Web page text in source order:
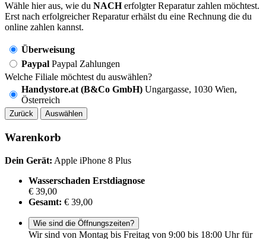
Wähle hier aus, wie du NACHerfolgter Reparatur zahlen möchtest.
Erst nach erfolgreicher Reparatur erhälst du eine Rechnung die du
online zahlen kannst.
Überweisung
Paypal Paypal Zahlungen
Welche Filiale möchtest du auswählen?
Handystore.at (B&Co GmbH) Ungargasse, 1030 Wien,
Österreich
Zurück Auswählen
Warenkorb
Dein Gerät: Apple iPhone 8 Plus
Wasserschaden Erstdiagnose
€ 39,00
Gesamt: € 39,00
Wie sind die Öffnungszeiten?
Wir sind von Montag bis Freitag von 9:00 bis 18:00 Uhr für